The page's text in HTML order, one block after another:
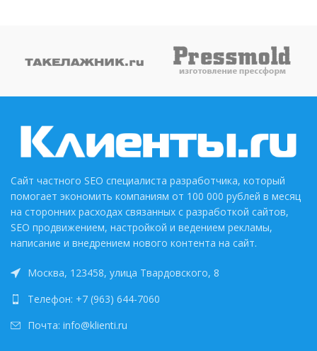
Сайт частного SEO специалиста разработчика, который
помогает экономить компаниям от 100 000 рублей в месяц
на сторонних расходах связанных с разработкой сайтов,
SEO продвижением, настройкой и ведением рекламы,
написание и внедрением нового контента на сайт.
Москва, 123458, улица Твардовского, 8
Телефон: +7 (963) 644-7060
Почта: info@klienti.ru